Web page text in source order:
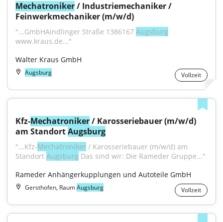
Mechatroniker / Industriemechaniker /
Feinwerkmechaniker (m/w/d)
"...GmbHAindlinger Straße 1386167 Augsburg
www.kraus.de..."
Walter Kraus GmbH
Augsburg Vollzeit
Kfz-Mechatroniker / Karosseriebauer (m/w/d)
am Standort Augsburg
"...Kfz-Mechatroniker / Karosseriebauer (m/w/d) am
Standort Augsburg Das sind wir: Die Rameder Gruppe..."
Rameder Anhängerkupplungen und Autoteile GmbH
Gersthofen, RaumAugsburg Vollzeit